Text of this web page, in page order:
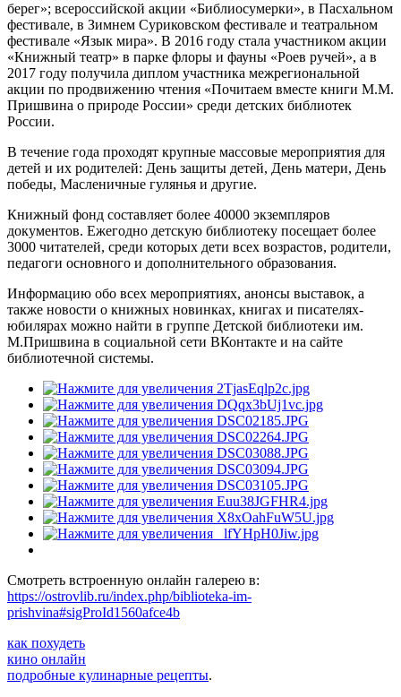
берег»; всероссийской акции «Библиосумерки», в Пасхальном
фестивале, в Зимнем Суриковском фестивале и театральном
фестивале «Язык мира». В 2016 году стала участником акции
«Книжный театр» в парке флоры и фауны «Роев ручей», а в
2017 году получила диплом участника межрегиональной
акции по продвижению чтения «Почитаем вместе книги М.М.
Пришвина о природе России» среди детских библиотек
России.
В течение года проходят крупные массовые мероприятия для
детей и их родителей: День защиты детей, День матери, День
победы, Масленичные гулянья и другие.
Книжный фонд составляет более 40000 экземпляров
документов. Ежегодно детскую библиотеку посещает более
3000 читателей, среди которых дети всех возрастов, родители,
педагоги основного и дополнительного образования.
Информацию обо всех мероприятиях, анонсы выставок, а
также новости о книжных новинках, книгах и писателях-
юбилярах можно найти в группе Детской библиотеки им.
М.Пришвина в социальной сети ВКонтакте и на сайте
библиотечной системы.
Смотреть встроенную онлайн галерею в:
https://ostrovlib.ru/index.php/biblioteka-im-
prishvina#sigProId1560afce4b
как похудеть
кино онлайн
подробные кулинарные рецепты.